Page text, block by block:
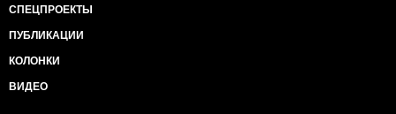
СПЕЦПРОЕКТЫ
ПУБЛИКАЦИИ
КОЛОНКИ
ВИДЕО